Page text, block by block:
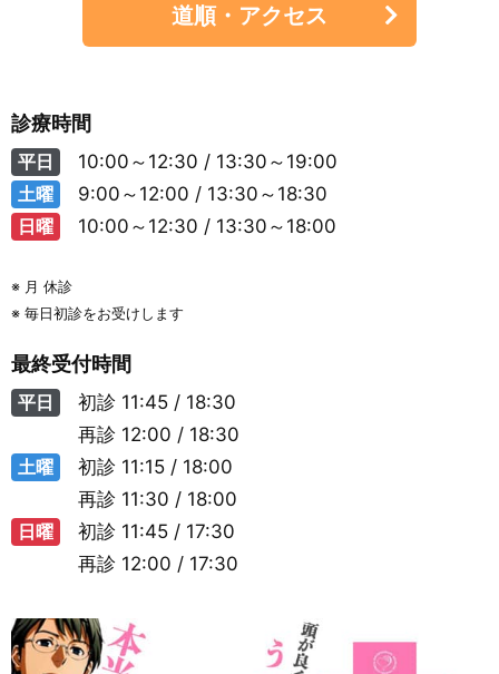
道順・アクセス
診療時間
平日
10:00～12:30 / 13:30～19:00
土曜
9:00～12:00 / 13:30～18:30
日曜
10:00～12:30 / 13:30～18:00
※ 月 休診
※ 毎日初診をお受けします
最終受付時間
平日 初診 11:45 / 18:30
再診 12:00 / 18:30
土曜
初診 11:15 / 18:00
再診 11:30 / 18:00
日曜
初診 11:45 / 17:30
再診 12:00 / 17:30